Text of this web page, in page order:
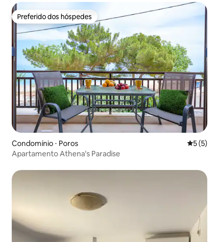
Preferido dos hóspedes
Preferido dos hóspedes
Condomínio ⋅ Poros 5 de
5 (5)
Apartamento Athena's Paradise